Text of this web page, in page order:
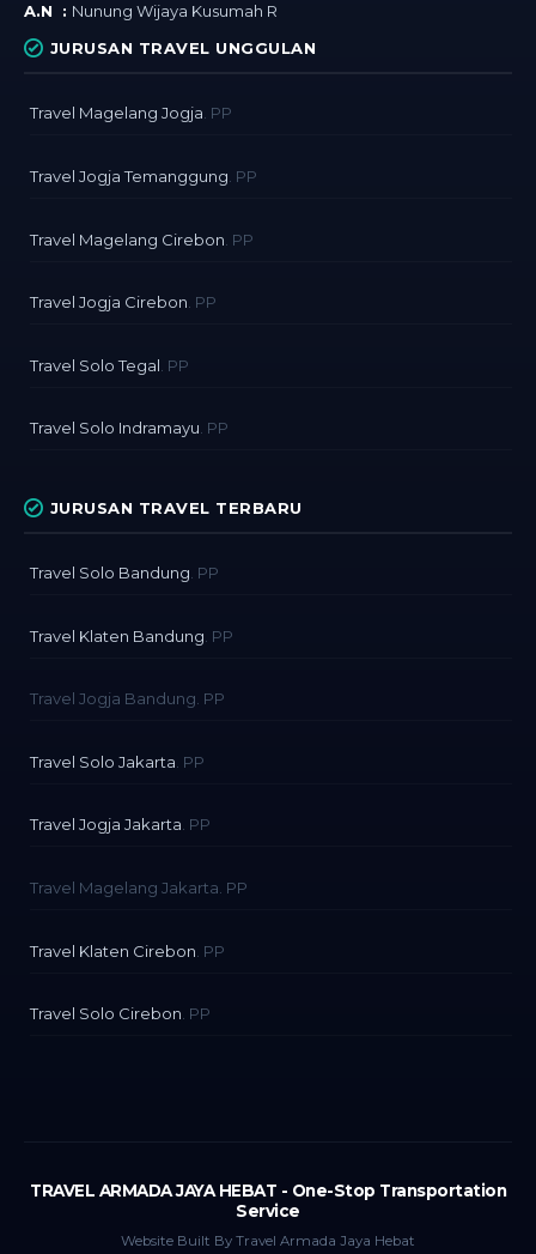
A.N : Nunung Wijaya Kusumah R
JURUSAN TRAVEL UNGGULAN
Travel Magelang Jogja. PP
Travel Jogja Temanggung . PP
Travel Magelang Cirebon . PP
Travel Jogja Cirebon . PP
Travel Solo Tegal . PP
Travel Solo Indramayu. PP
JURUSAN TRAVEL TERBARU
Travel Solo Bandung . PP
Travel Klaten Bandung . PP
Travel Jogja Bandung. PP
Travel Solo Jakarta . PP
Travel Jogja Jakarta. PP
Travel Magelang Jakarta. PP
Travel Klaten Cirebon . PP
Travel Solo Cirebon . PP
TRAVEL ARMADA JAYA HEBAT - One-Stop Transportation
Service
Website Built By Travel Armada Jaya Hebat